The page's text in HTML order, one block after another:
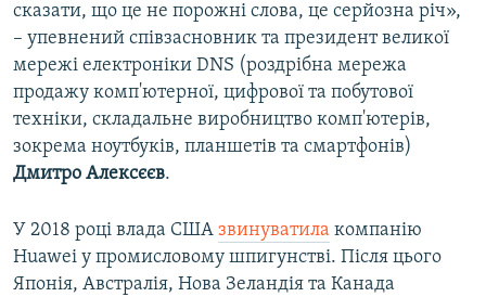
сказати, що це не порожні слова, це серйозна річ»,
– упевнений співзасновник та президент великої
мережі електроніки DNS (роздрібна мережа
продажу комп'ютерної, цифрової та побутової
техніки, складальне виробництво комп'ютерів,
зокрема ноутбуків, планшетів та смартфонів)
Дмитро Алексєєв.
У 2018 році влада США звинуватила компанію
Huawei у промисловому шпигунстві. Після цього
Японія, Австралія, Нова Зеландія та Канада